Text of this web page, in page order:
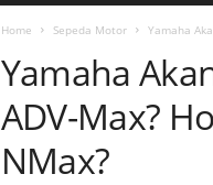
i
d
e
Home Sepeda Motor Yamaha
Yamaha
ADV-Max?
NMax?